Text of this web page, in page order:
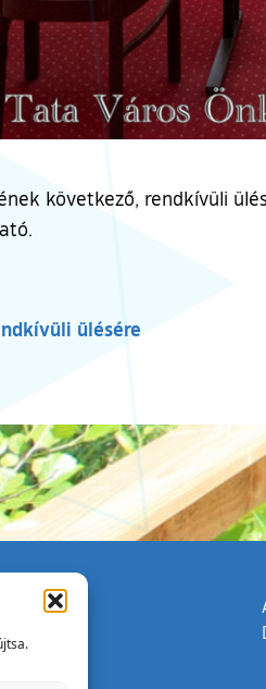
következő, rendkívüli
ülésére